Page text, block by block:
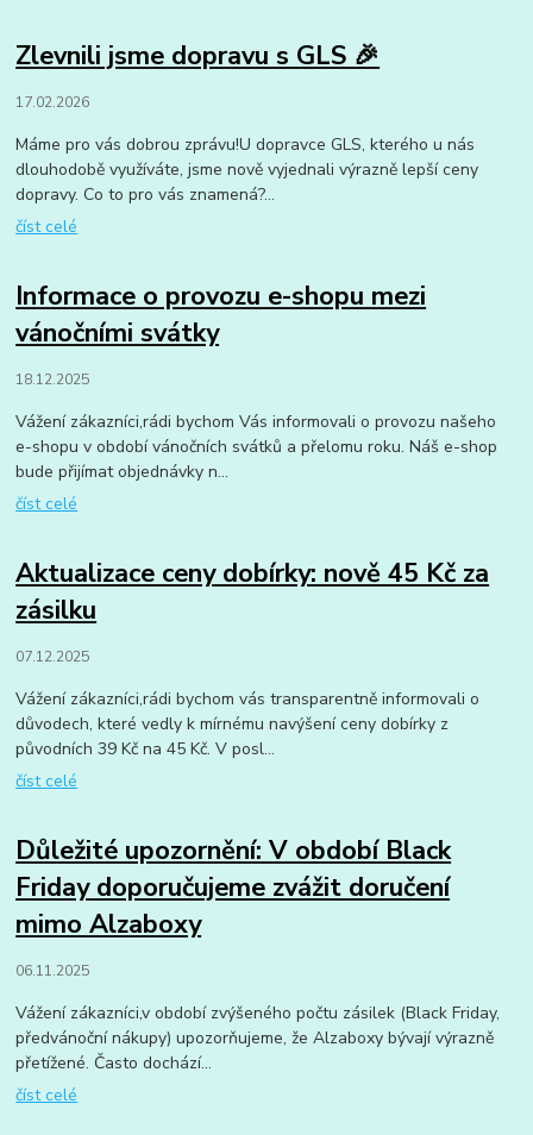
Zlevnili jsme dopravu s GLS 🎉
17.02.2026
Máme pro vás dobrou zprávu!U dopravce GLS, kterého u nás
dlouhodobě využíváte, jsme nově vyjednali výrazně lepší ceny
dopravy. Co to pro vás znamená?...
číst celé
Informace o provozu e-shopu mezi
vánočními svátky
18.12.2025
Vážení zákazníci,rádi bychom Vás informovali o provozu našeho
e-shopu v období vánočních svátků a přelomu roku. Náš e-shop
bude přijímat objednávky n...
číst celé
Aktualizace ceny dobírky: nově 45 Kč za
zásilku
07.12.2025
Vážení zákazníci,rádi bychom vás transparentně informovali o
důvodech, které vedly k mírnému navýšení ceny dobírky z
původních 39 Kč na 45 Kč. V posl...
číst celé
Důležité upozornění: V období Black
Friday doporučujeme zvážit doručení
mimo Alzaboxy
06.11.2025
Vážení zákazníci,v období zvýšeného počtu zásilek (Black Friday,
předvánoční nákupy) upozorňujeme, že Alzaboxy bývají výrazně
přetížené. Často dochází...
číst celé